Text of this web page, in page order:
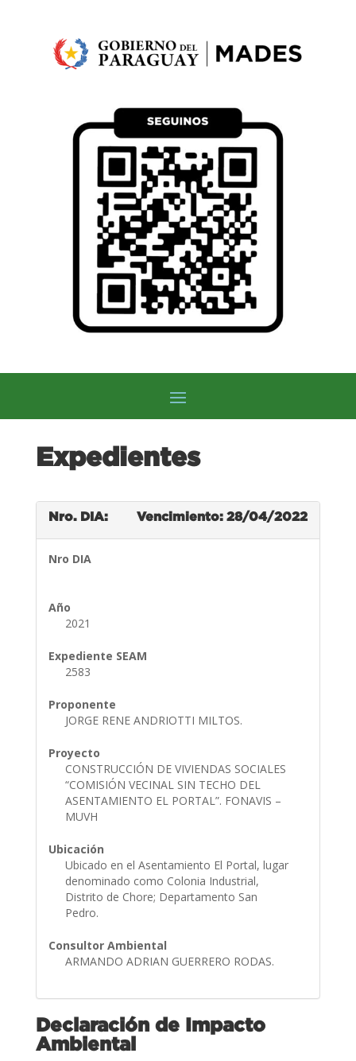
Expedientes
Nro. DIA: Vencimiento: 28/04/2022
Nro DIA
Año
2021
Expediente SEAM
2583
Proponente
JORGE RENE ANDRIOTTI MILTOS.
Proyecto
CONSTRUCCIÓN DE VIVIENDAS SOCIALES
“COMISIÓN VECINAL SIN TECHO DEL
ASENTAMIENTO EL PORTAL”. FONAVIS –
MUVH
Ubicación
Ubicado en el Asentamiento El Portal, lugar
denominado como Colonia Industrial,
Distrito de Chore; Departamento San
Pedro.
Consultor Ambiental
ARMANDO ADRIAN GUERRERO RODAS.
Declaración de Impacto
Ambiental